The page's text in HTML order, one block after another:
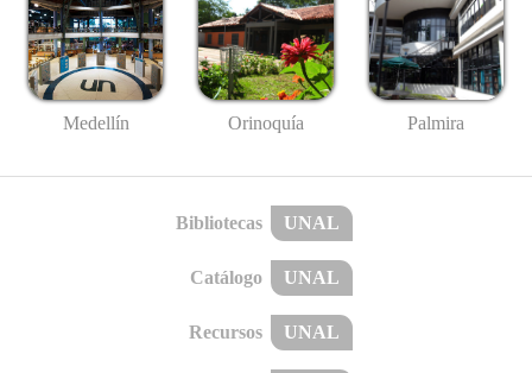
Medellín Orinoquía Palmira
Bibliotecas UNAL
Catálogo UNAL
Recursos UNAL